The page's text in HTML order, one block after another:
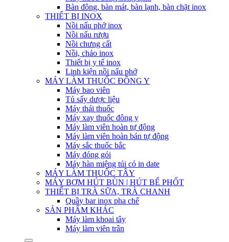
Bàn đông, bàn mát, bàn lạnh, bàn chặt inox
THIẾT BỊ INOX
Nồi nấu phở inox
Nồi nấu rượu
Nồi chưng cất
Nồi, chảo inox
Thiết bị y tế inox
Linh kiện nồi nấu phở
MÁY LÀM THUỐC ĐÔNG Y
Máy bao viên
Tủ sấy dược liệu
Máy thái thuốc
Máy xay thuốc đông y
Máy làm viên hoàn tự động
Máy làm viên hoàn bán tự động
Máy sắc thuốc bắc
Máy đóng gói
Máy hàn miệng túi có in date
MÁY LÀM THUỐC TÂY
MÁY BƠM HÚT BÙN | HÚT BỂ PHỐT
THIẾT BỊ TRÀ SỮA, TRÀ CHANH
Quầy bar inox pha chế
SẢN PHẨM KHÁC
Máy làm khoai tây
Máy làm viên trân